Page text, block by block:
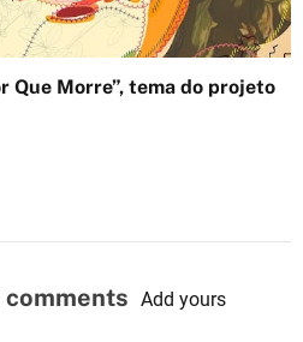
Que Morre”, tema do projeto
comments Add yours